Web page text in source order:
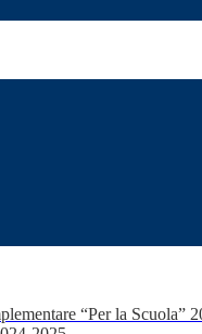
“Per la Scuola”